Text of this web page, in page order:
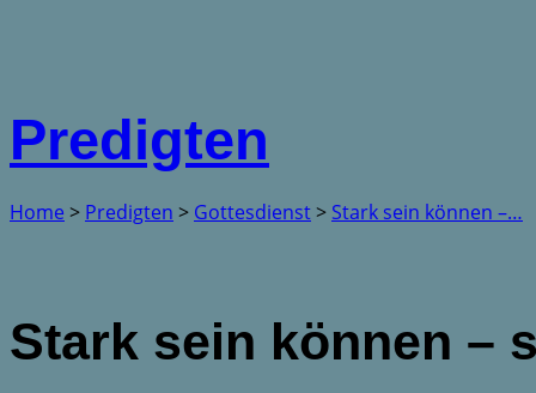
Predigten
Home > Predigten > Gottesdienst> Stark sein können –…
Stark sein können –